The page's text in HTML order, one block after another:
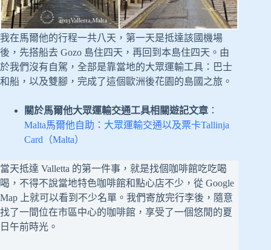
我在馬爾他的行程一共八天，第一天是抵達該國機場
後，先搭船去 Gozo 島住四天，再回到本島住四天。由
於我們沒有自駕，全部是靠當地的大眾運輸工具：巴士
和船，以及雙腳，完成了這個歐洲後花園的島國之旅。
關於馬爾他大眾運輸交通工具相關遊記文章 ：
Malta馬爾他自助：大眾運輸交通以及票卡Tallinja
Card（Malta）
當天抵達 Valletta 的第一件事，就是找個咖啡館吃吃喝
喝，不得不說當地特色咖啡館和點心店不少，從 Google
Map 上就可以看到不少名單。我們寄放完行李後，隨意
找了一間位在市區中心的咖啡館，享受了一個悠閒的夏
日午前時光。